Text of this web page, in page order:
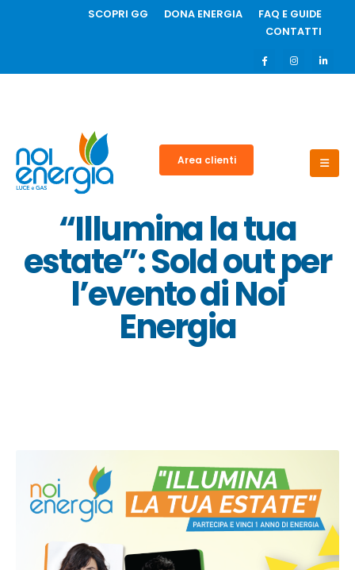
SCOPRI GG DONA ENERGIA
FAQ E GUIDE
CONTATTI
Area clienti
“Illumina la tua
estate”: Sold out per
l’evento di Noi
Energia